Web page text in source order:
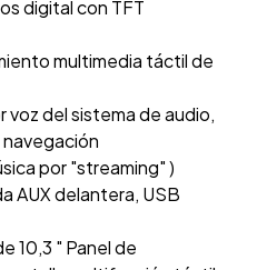
digital con TFT
multimedia táctil de
voz del sistema de audio,
por "streaming" )
AUX delantera, USB
10,3 " Panel de